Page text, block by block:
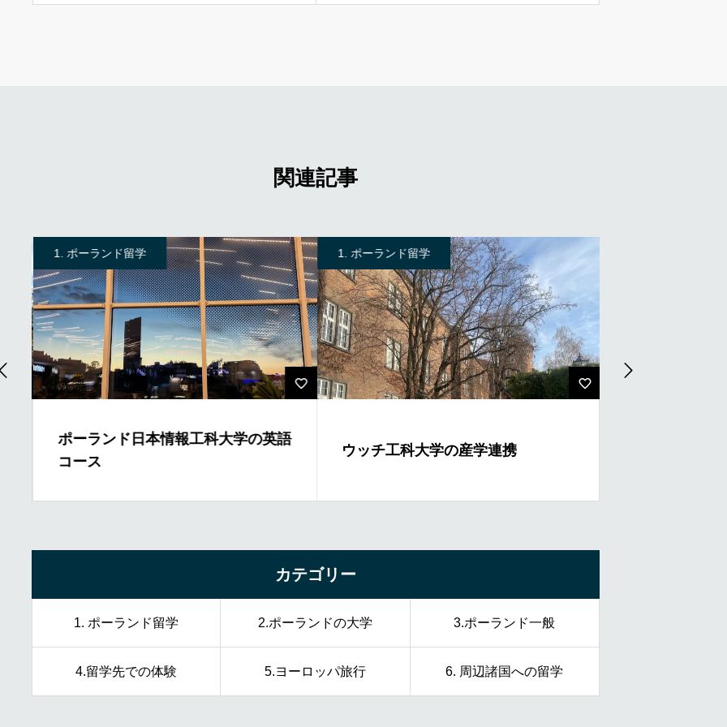
関連記事
1. ポーランド留学
ポーランド日本情報工科大学の英語
コース
1. ポーランド留学
ウッチ工科大学の産学連携
カテゴリー
1. ポーランド留学 2.ポーランドの大学 3.ポーランド一般
4.留学先での体験 5.ヨーロッパ旅行 6. 周辺諸国への留学